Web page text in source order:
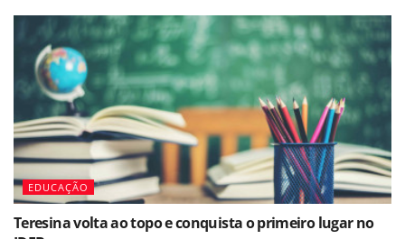
EDUCAÇÃO
Teresina volta ao topo e conquista o primeiro lugar no